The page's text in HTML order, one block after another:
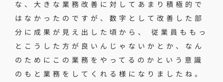
な、大きな業務改善に対してあまり積極的で
はなかったのですが、数字として改善した部
分に成果が見え出した頃から、 従業員ももっ
とこうした方が良いんじゃないかとか、なん
のためにこの業務をやってるのかという意識
のもと業務をしてくれる様になりましたね。